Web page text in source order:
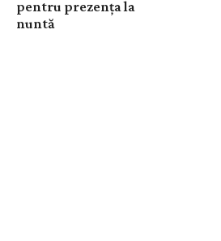
pentru prezența la
nuntă